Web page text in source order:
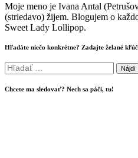
Moje meno je Ivana Antal
(striedavo) žijem. Blogujem o
Sweet Lady Lollipop.
Hľadáte niečo konkrétne? Zadajte želané
Hľadať:
Chcete ma sledovať? Nech sa páči, tu!